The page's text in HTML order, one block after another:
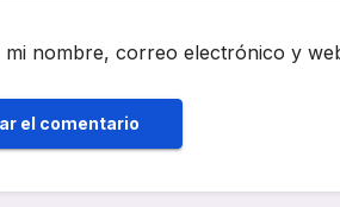
mi nombre, correo electrónico y